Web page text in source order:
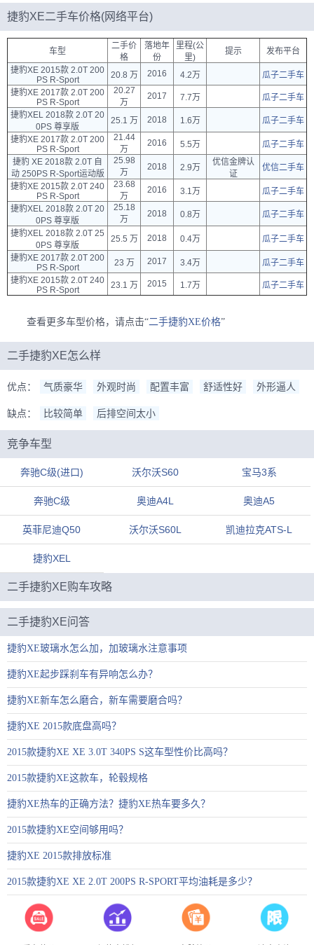
捷豹XE二手车价格(网络平台)
车型
二手价
格
落地年
份
里程(公
里)
提示
发布平台
捷豹XE 2015款 2.0T 200
PS R-Sport
20.8 万 2016 4.2万
瓜子二手车
捷豹XE 2017款 2.0T 200
PS R-Sport
20.27
万
2017 7.7万
瓜子二手车
捷豹XEL 2018款 2.0T 20
0PS 尊享版
25.1 万 2018 1.6万
瓜子二手车
捷豹XE 2017款 2.0T 200
PS R-Sport
21.44
万
2016 5.5万
瓜子二手车
捷豹 XE 2018款 2.0T 自
动 250PS R-Sport运动版
25.98
万
2018 2.9万
优信金牌认
证
优信二手车
捷豹XE 2015款 2.0T 240
PS R-Sport
23.68
万
2016 3.1万
瓜子二手车
捷豹XEL 2018款 2.0T 20
0PS 尊享版
25.18
万
2018 0.8万
瓜子二手车
捷豹XEL 2018款 2.0T 25
0PS 尊享版
25.5 万 2018 0.4万
瓜子二手车
捷豹XE 2017款 2.0T 200
PS R-Sport
23 万 2017 3.4万
瓜子二手车
捷豹XE 2015款 2.0T 240
PS R-Sport
23.1 万 2015 1.7万 瓜子二手车
查看更多车型价格，请点击“二手捷豹XE价格”
二手捷豹XE怎么样
优点： 气质豪华 外观时尚 配置丰富 舒适性好 外形逼人
缺点： 比较简单 后排空间太小
竞争车型
奔驰C级(进口) 沃尔沃S60 宝马3系
奔驰C级 奥迪A4L 奥迪A5
英菲尼迪Q50 沃尔沃S60L 凯迪拉克ATS-L
捷豹XEL
二手捷豹XE购车攻略
二手捷豹XE问答
捷豹XE玻璃水怎么加，加玻璃水注意事项
捷豹XE起步踩刹车有异响怎么办？
捷豹XE新车怎么磨合，新车需要磨合吗？
捷豹XE 2015款底盘高吗？
2015款捷豹XE XE 3.0T 340PS S这车型性价比高吗？
2015款捷豹XE这款车，轮毂规格
捷豹XE热车的正确方法？捷豹XE热车要多久？
2015款捷豹XE空间够用吗？
捷豹XE 2015款排放标准
2015款捷豹XE XE 2.0T 200PS R-SPORT平均油耗是多少？